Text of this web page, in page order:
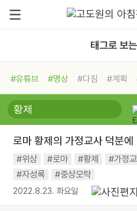
태그로 보
#유튜브 #명상 #다짐 #계획
#비전캠프
#독서캠프 #삶
#희망
#나눔 #친구 #링컨학교
#독서
#건강 #면역력
로마 황제의 가정교사 덕분에
#위상 #로마 #황제 #가정
#자성록
#중상모략
2022.8.23. 화요일